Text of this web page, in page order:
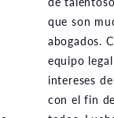
abogados.
equipo
intereses
con el fin
todos.
las